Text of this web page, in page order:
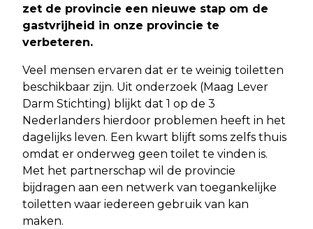
zet de provincie een nieuwe stap om de
gastvrijheid in onze provincie te
verbeteren.
Veel mensen ervaren dat er te weinig toiletten
beschikbaar zijn. Uit onderzoek (Maag Lever
Darm Stichting) blijkt dat 1 op de 3
Nederlanders hierdoor problemen heeft in het
dagelijks leven. Een kwart blijft soms zelfs thuis
omdat er onderweg geen toilet te vinden is.
Met het partnerschap wil de provincie
bijdragen aan een netwerk van toegankelijke
toiletten waar iedereen gebruik van kan
maken.